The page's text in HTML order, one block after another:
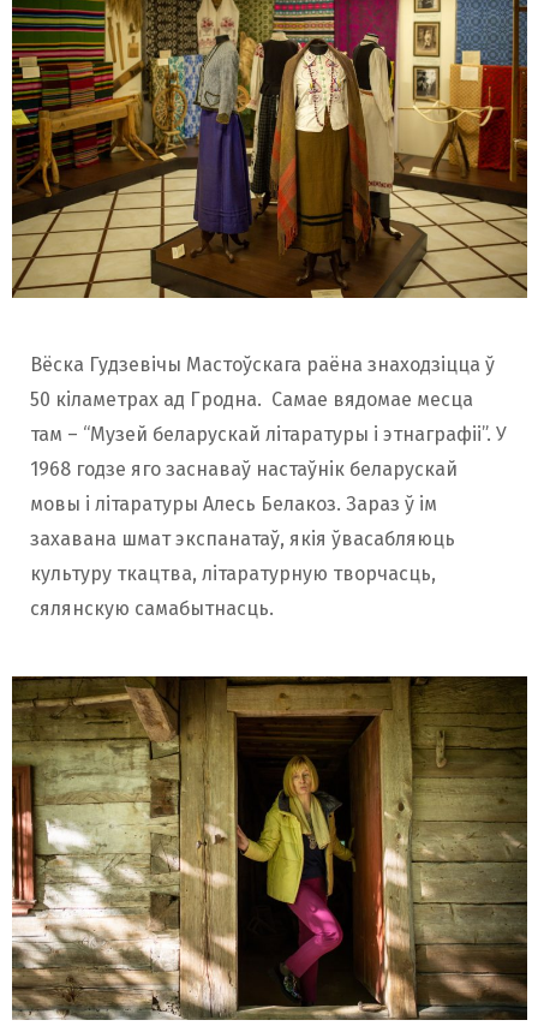
Вёска Гудзевічы Мастоўскага раёна знаходзіцца ў
50 кіламетрах ад Гродна. Самае вядомае месца
там – “Музей беларускай літаратуры і этнаграфіі”. У
1968 годзе яго заснаваў настаўнік беларускай
мовы і літаратуры Алесь Белакоз. Зараз ў ім
захавана шмат экспанатаў, якія ўвасабляюць
культуру ткацтва, літаратурную творчасць,
сялянскую самабытнасць.